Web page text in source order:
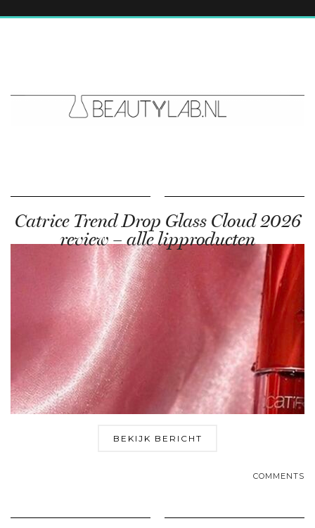
Catrice Trend Drop Glass Cloud 2026
review – alle lipproducten
BEKIJK BERICHT
COMMENTS